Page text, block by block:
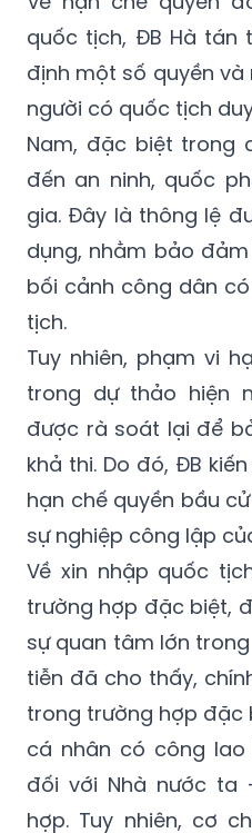
định một số quyền
người có quốc tịch
Nam, đặc biệt trong
đến an ninh, quốc
gia. Đây là thông lệ
dụng, nhằm bảo
bối cảnh công dân
tịch.
Tuy nhiên, phạm vi
trong dự thảo hiện
được rà soát lại để
khả thi. Do đó, ĐB
hạn chế quyền bầu
sự nghiệp công lập
Về xin nhập quốc
trường hợp đặc biệt,
sự quan tâm lớn
tiễn đã cho thấy,
trong trường hợp đặc
cá nhân có công
đối với Nhà nước
hợp. Tuy nhiên, cơ
này vẫn còn nhiều bất